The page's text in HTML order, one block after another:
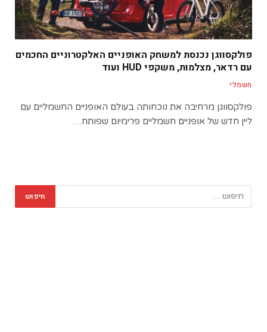
פולקסווגן נכנסת למשחק האופניים האלקטרוניים החכמים
עם רדאר, מצלמות, משקפי HUD ועוד
חשמלי
פולקסווגן מרחיבה את נוכחותה בעולם האופניים החשמליים עם
ליין חדש של אופניים חשמליים פרימיום שפותח…